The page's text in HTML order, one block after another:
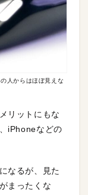
人からはほぼ見えな
リットにもな
iPhoneなどの
なるが、見た
まったくな